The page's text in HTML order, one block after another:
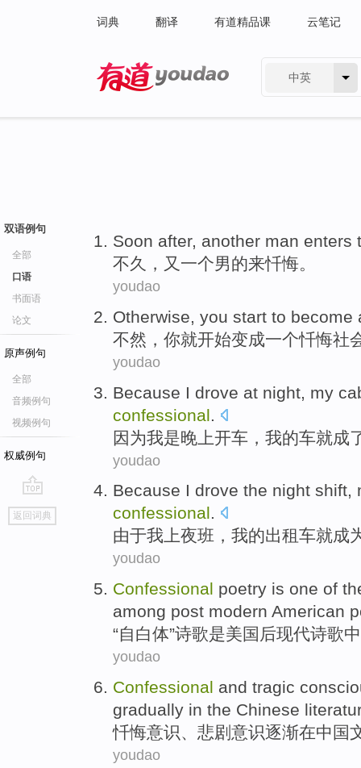
词典 翻译 有道精品课 云笔记
中英
双语例句
全部
口语
书面语
论文
原声例句
全部
音频例句
视频例句
权威例句
go
top
返回词典
Soon after, another man enters
不久
， 又一个男的来忏悔。
youdao
Otherwise, you start to become
不然 ， 你就开始变成一个忏悔社
youdao
Because I drove at night my
confessional
因为我是晚上开车 ， 我的车就成
youdao
Because I drove the night shift,
confessional.
由于我 上夜班 ， 我的出租车就成
youdao
Confessional poetry is one of
among post modern American
“自白体”诗歌是美国 后现代诗歌中
youdao
Confessional and tragic
gradually in the Chinese
忏悔意识、 悲剧意识逐渐在中国
youdao